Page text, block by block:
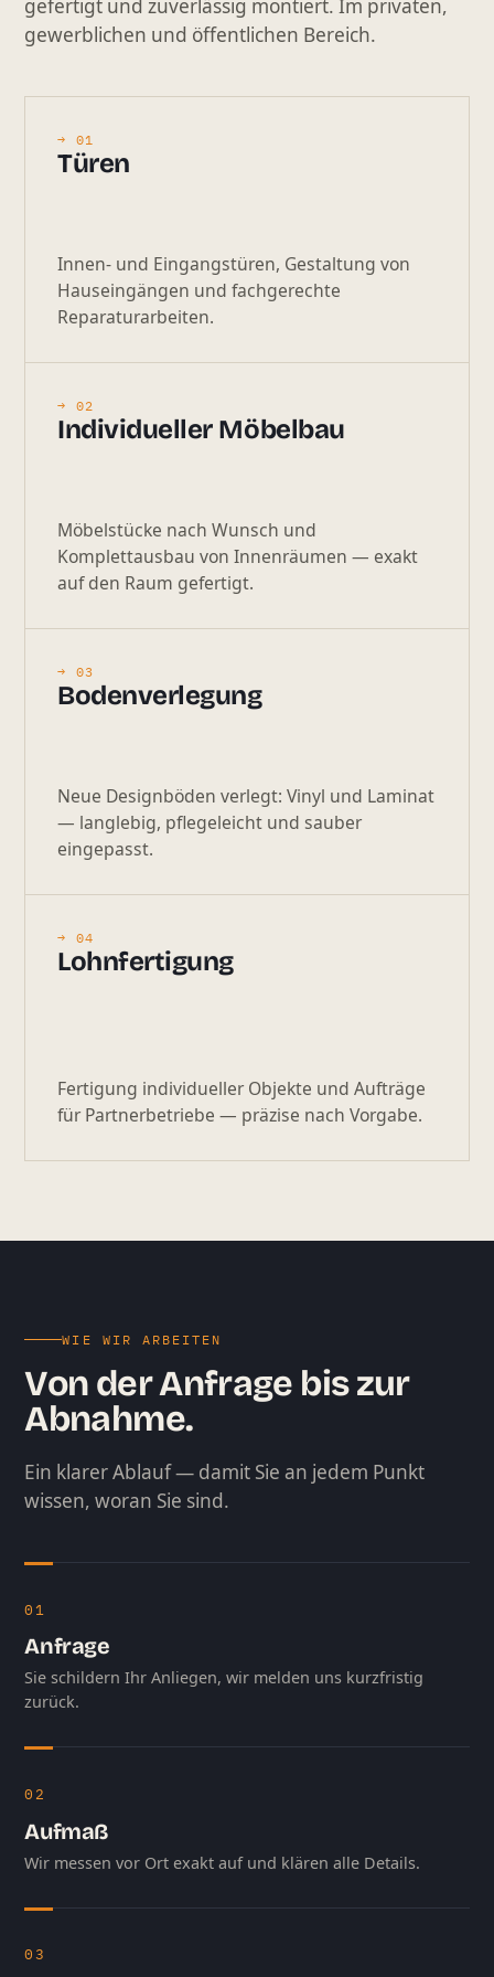
gefertigt und zuverlässig montiert. Im privaten,
gewerblichen und öffentlichen Bereich.
→ 01
Türen
Innen- und Eingangstüren, Gestaltung von
Hauseingängen und fachgerechte
Reparaturarbeiten.
→ 02
Individueller Möbelbau
Möbelstücke nach Wunsch und
Komplettausbau von Innenräumen — exakt
auf den Raum gefertigt.
→ 03
Boden­verlegung
Neue Designböden verlegt: Vinyl und Laminat
— langlebig, pflegeleicht und sauber
eingepasst.
→ 04
Lohnfertigung
Fertigung individueller Objekte und Aufträge
für Partnerbetriebe — präzise nach Vorgabe.
WIE WIR ARBEITEN
Von der Anfrage bis zur
Abnahme.
Ein klarer Ablauf — damit Sie an jedem Punkt
wissen, woran Sie sind.
01
Anfrage
Sie schildern Ihr Anliegen, wir melden uns kurzfristig
zurück.
02
Aufmaß
Wir messen vor Ort exakt auf und klären alle Details.
03